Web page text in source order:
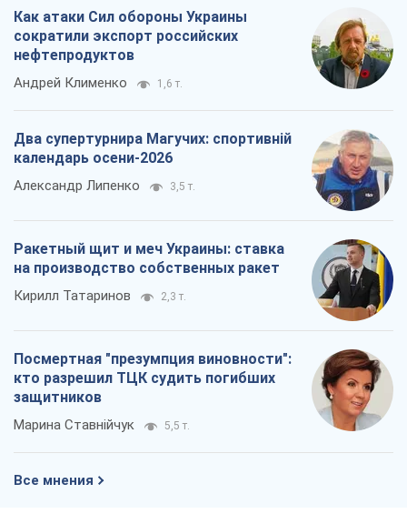
Как атаки Сил обороны Украины
сократили экспорт российских
нефтепродуктов
Андрей Клименко 1,6 т.
Два супертурнира Магучих: спортивній
календарь осени-2026
Александр Липенко 3,5 т.
Ракетный щит и меч Украины: ставка
на производство собственных ракет
Кирилл Татаринов 2,3 т.
Посмертная "презумпция виновности":
кто разрешил ТЦК судить погибших
защитников
Марина Ставнійчук 5,5 т.
Все мнения